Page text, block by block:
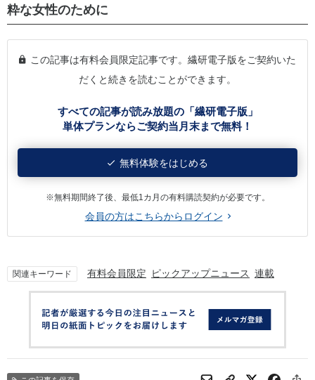
粋な女性のために
この記事は有料会員限定記事です。繊研電子版をご契約いた
だくと続きを読むことができます。
すべての記事が読み放題の「繊研電子版」
単体プランならご契約当月末まで無料！
無料体験をはじめる
※無料期間終了後、最低1カ月の有料購読契約が必要です。
会員の方はこちらからログイン
関連キーワード 有料会員限定 ピックアップニュース 連載